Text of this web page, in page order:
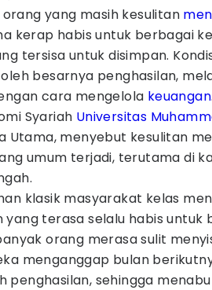
yang masih kesulitan
kerap habis untuk berbagai
tersisa untuk disimpan.
besarnya penghasilan,
cara mengelola keuangan.
Syariah Universitas
Utama, menyebut kesulitan
umum terjadi, terutama di
klasik masyarakat kelas
terasa selalu habis untuk
orang merasa sulit
menganggap bulan
penghasilan, sehingga